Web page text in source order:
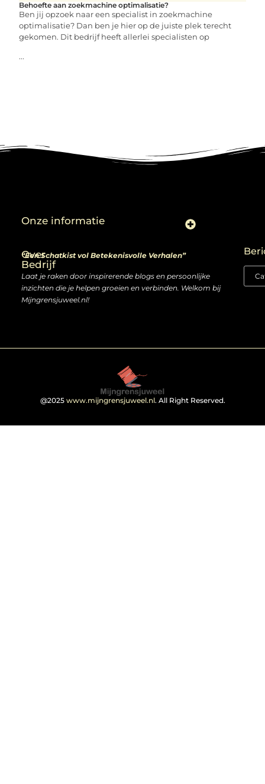
Behoefte aan zoekmachine optimalisatie?
Ben jij opzoek naar een specialist in zoekmachine
optimalisatie? Dan ben je hier op de juiste plek terecht
gekomen. Dit bedrijf heeft allerlei specialisten op
...
Over
Bedrijf
“Een Schatkist vol Betekenisvolle Verhalen”
Laat je raken door inspirerende blogs en persoonlijke
inzichten die je helpen groeien en verbinden. Welkom bij
Mijngrensjuweel.nl!
Onze informatie
@2025 www.mijngrensjuweel.nl. All Right Reserved.